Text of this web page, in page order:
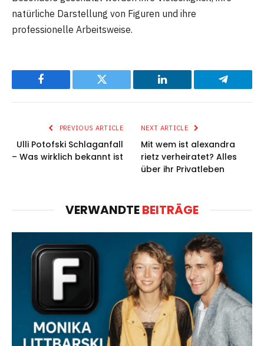
natürliche Darstellung von Figuren und ihre
professionelle Arbeitsweise.
Facebook Twitter LinkedIn Telegram
PREVIOUS ARTICLE
Ulli Potofski Schlaganfall
– Was wirklich bekannt ist
NEXT ARTICLE
Mit wem ist alexandra
rietz verheiratet? Alles
über ihr Privatleben
VERWANDTEBEITRÄGE